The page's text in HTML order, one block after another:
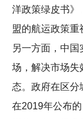
洋政策绿皮书》
盟的航运政策重
另一方面，中
场，解决市场失
态。政府在区分
在2019年公布